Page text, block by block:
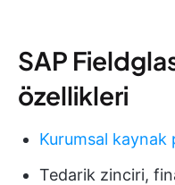
SAP
özellikleri
Kurumsal kaynak
Tedarik zinciri,